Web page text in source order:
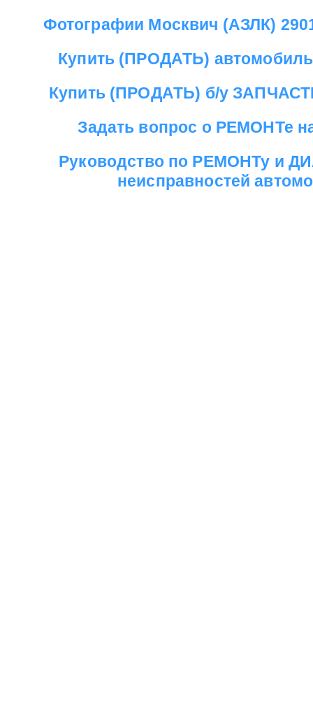
Фотографии Москвич (АЗЛК)
Купить (ПРОДАТЬ)
Купить (ПРОДАТЬ) б/у
Задать вопрос о РЕМОНТе
Руководство по РЕМОНТу и
неисправностей